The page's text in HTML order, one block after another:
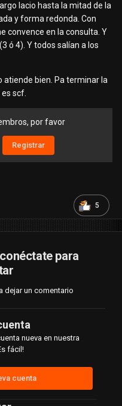
lacio hasta la mitad de la
y forma redonda. Con
convence en la consulta. Y
ó 4). Y todos salían a los
atiende bien. Pa terminar la
scf.
por favor
Registrar
5
para
dejar un comentario
nueva en nuestra
fácil!
cuenta